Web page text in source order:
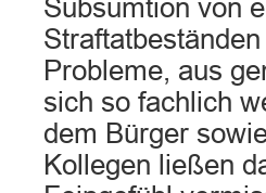
Subsumtion von
Probleme, aus
sich so fachlich
dem Bürger
Kollegen ließen